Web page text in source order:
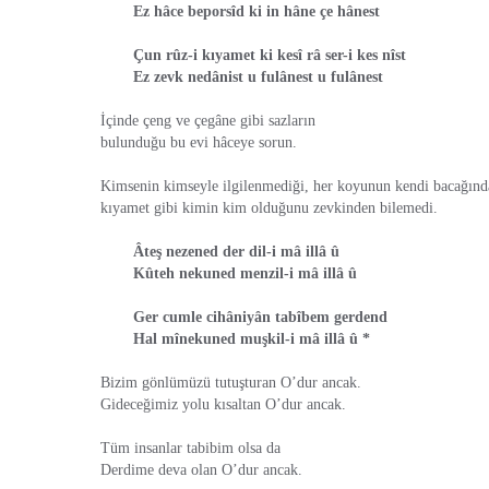
Ez hâce beporsîd ki in hâne çe hânest
Çun rûz-i kıyamet ki kesî râ ser-i kes nîst
Ez zevk nedânist u fulânest u fulânest
İçinde çeng ve çegâne gibi sazların
bulunduğu bu evi hâceye sorun.
Kimsenin kimseyle ilgilenmediği, her koyunun kendi
kıyamet gibi kimin kim olduğunu zevkinden bilemedi.
Âteş nezened der dil-i mâ illâ û
Kûteh nekuned menzil-i mâ illâ û
Ger cumle cihâniyân tabîbem gerdend
Hal mînekuned muşkil-i mâ illâ û *
Bizim gönlümüzü tutuşturan O’dur ancak.
Gideceğimiz yolu kısaltan O’dur ancak.
Tüm insanlar tabibim olsa da
Derdime deva olan O’dur ancak.